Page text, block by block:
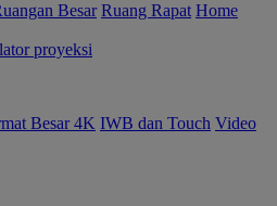
Besar Ruang Rapat Home
proyeksi
Besar 4K IWB dan Touch Video